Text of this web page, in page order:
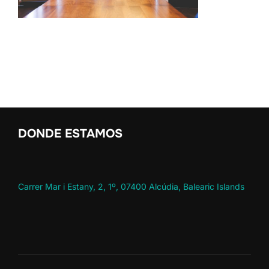
DONDE ESTAMOS
Carrer Mar i Estany, 2, 1º, 07400 Alcúdia, Balearic Islands